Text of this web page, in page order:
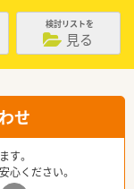
検討リストを
見る
せ
す。
心ください。